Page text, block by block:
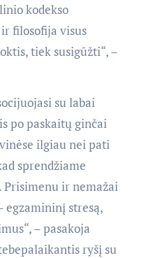
kodekso
filosofija visus
tiek susigūžti“, –
su labai
po paskaitų ginčai
ilgiau nei pati
sprendžiame
Prisimenu ir nemažai
egzamininį stresą,
– pasakoja
ryšį su